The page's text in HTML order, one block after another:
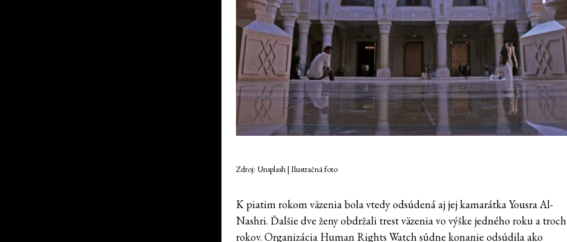
Zdroj: Unsplash | Ilustračná foto
K piatim rokom väzenia bola vtedy odsúdená aj jej kamarátka Yousra Al-
Nashri. Ďalšie dve ženy obdržali trest väzenia vo výške jedného roku a troch
rokov. Organizácia Human Rights Watch súdne konanie odsúdila ako